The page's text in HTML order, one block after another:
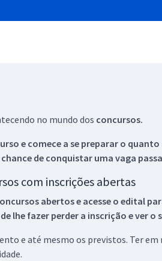
no mundo dos concursos.
e comece a se preparar o
de conquistar uma vaga
com inscrições abertas
abertos e acesse o edital
lhe fazer perder a inscrição e ver o
e até mesmo os previstos. Ter